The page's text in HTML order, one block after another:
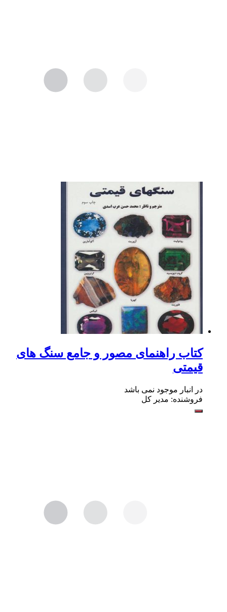
کتاب راهنمای مصور و جامع سنگ های
قیمتی
در انبار موجود نمی باشد
فروشنده: مدیر کل